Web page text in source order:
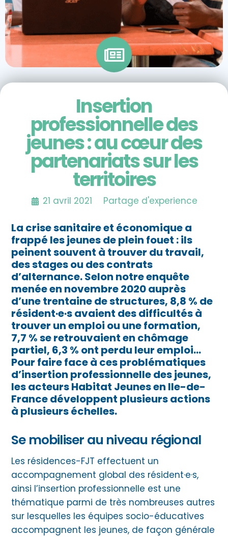
Insertion
professionnelle des
jeunes : au cœur des
partenariats sur les
territoires
21 avril 2021 Partage d'experience
La crise sanitaire et économique a
frappé les jeunes de plein fouet : ils
peinent souvent à trouver du travail,
des stages ou des contrats
d’alternance. Selon notre enquête
menée en novembre 2020 auprès
d’une trentaine de structures, 8,8 % de
résident·e·s avaient des difficultés à
trouver un emploi ou une formation,
7,7 % se retrouvaient en chômage
partiel, 6,3 % ont perdu leur emploi…
Pour faire face à ces problématiques
d’insertion professionnelle des jeunes,
les acteurs Habitat Jeunes en Ile-de-
France développent plusieurs actions
à plusieurs échelles.
Se mobiliser au niveau régional
Les résidences-FJT effectuent un
accompagnement global des résident·e·s,
ainsi l’insertion professionnelle est une
thématique parmi de très nombreuses autres
sur lesquelles les équipes socio-éducatives
accompagnent les jeunes, de façon générale